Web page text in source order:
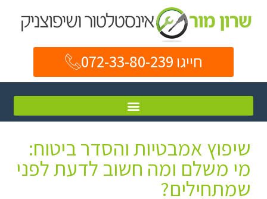
חייגו 072-33-80-239
שיפוץ אמבטיות והסדר ביטוח:
מי משלם ומה חשוב לדעת לפני
שמתחילים?